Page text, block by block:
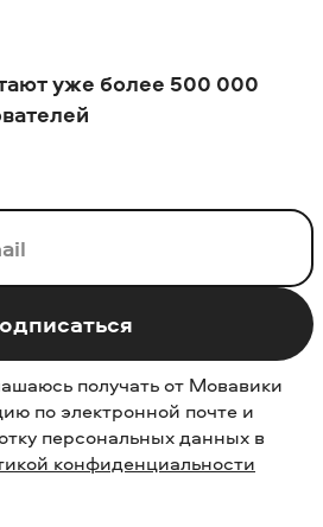
уже более 500 000
получать от Мовавики
по электронной почте и
персональных данных в
конфиденциальности